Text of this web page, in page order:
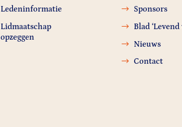
Ledeninformatie
Lidmaatschap
opzeggen
Sponsors
Blad ‘Levend
Nieuws
Contact